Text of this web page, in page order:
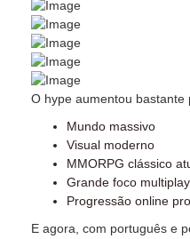
O hype aumentou bastante
Mundo massivo
Visual moderno
MMORPG clássico
Grande foco
Progressão online
E agora, com português e